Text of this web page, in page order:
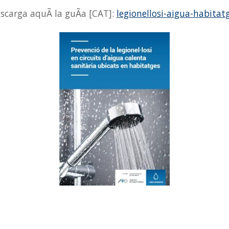
aquÃ­ la guÃ­a [CAT]: legionellosi-aigua-